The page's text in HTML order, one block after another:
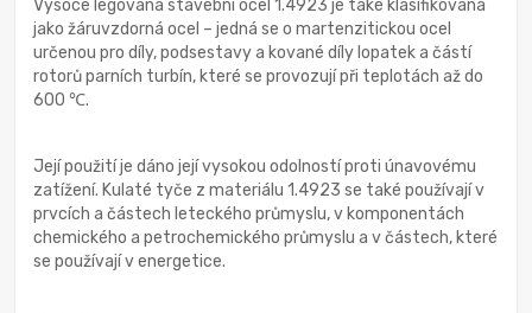
Vysoce legovaná stavební ocel 1.4923 je také klasifikována
jako žáruvzdorná ocel – jedná se o martenzitickou ocel
určenou pro díly, podsestavy a kované díly lopatek a částí
rotorů parních turbín, které se provozují při teplotách až do
600 ℃.
Její použití je dáno její vysokou odolností proti únavovému
zatížení. Kulaté tyče z materiálu 1.4923 se také používají v
prvcích a částech leteckého průmyslu, v komponentách
chemického a petrochemického průmyslu a v částech, které
se používají v energetice.